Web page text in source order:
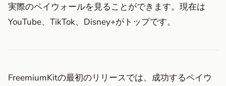
実際のペイウォールを見ることができます。現在は
YouTube、TikTok、Disney+がトップです。
FreemiumKitの最初のリリースでは、成功するペイウ